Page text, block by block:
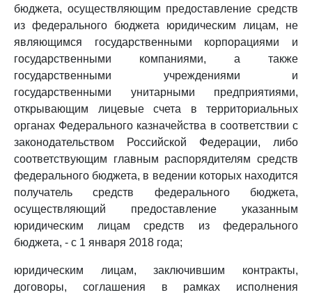
бюджета, осуществляющим предоставление средств
из федерального бюджета юридическим лицам, не
являющимся государственными корпорациями и
государственными компаниями, а также
государственными учреждениями и
государственными унитарными предприятиями,
открывающим лицевые счета в территориальных
органах Федерального казначейства в соответствии с
законодательством Российской Федерации, либо
соответствующим главным распорядителям средств
федерального бюджета, в ведении которых находится
получатель средств федерального бюджета,
осуществляющий предоставление указанным
юридическим лицам средств из федерального
бюджета, - с 1 января 2018 года;
юридическим лицам, заключившим контракты,
договоры, соглашения в рамках исполнения